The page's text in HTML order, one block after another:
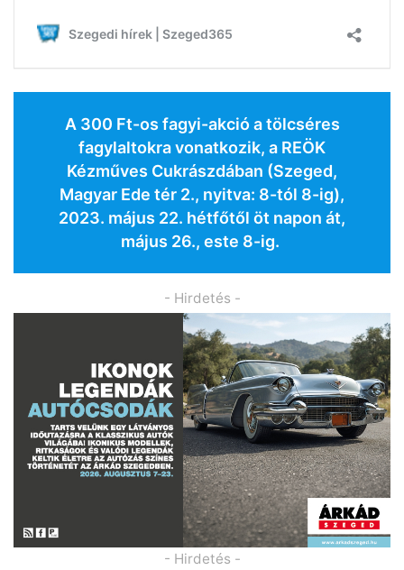
A 300 Ft-os fagyi-akció a tölcséres
fagylaltokra vonatkozik, a REÖK
Kézműves Cukrászdában (Szeged,
Magyar Ede tér 2., nyitva: 8-tól 8-ig),
2023. május 22. hétfőtől öt napon át,
május 26., este 8-ig.
- Hirdetés -
- Hirdetés -